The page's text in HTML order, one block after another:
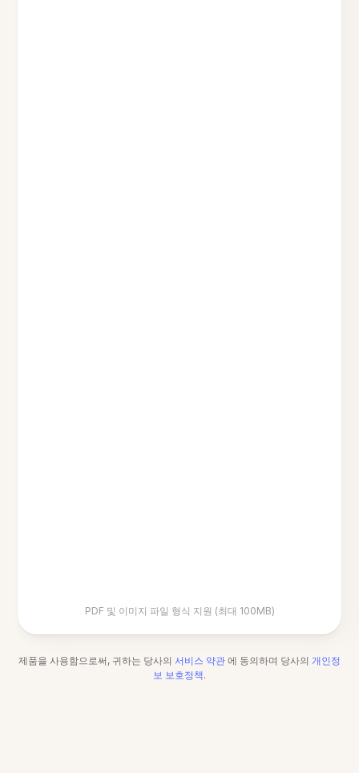
PDF 및 이미지 파일 형식 지원 (최대 100MB)
제품을 사용함으로써, 귀하는 당사의 서비스 약관 에 동의하며 당사의 개인정
보 보호정책.